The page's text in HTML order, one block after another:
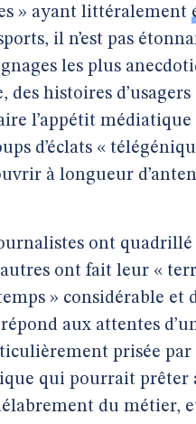
» ayant littéralement
il n’est pas
les plus
histoires
l’appétit
d’éclats «
à longueur
ont quadrillé
ont fait leur «
» considérable et
aux attentes
prisée
qui pourrait
du métier,